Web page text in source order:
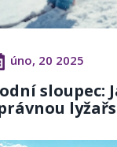
úno, 20 2025
sloupec: